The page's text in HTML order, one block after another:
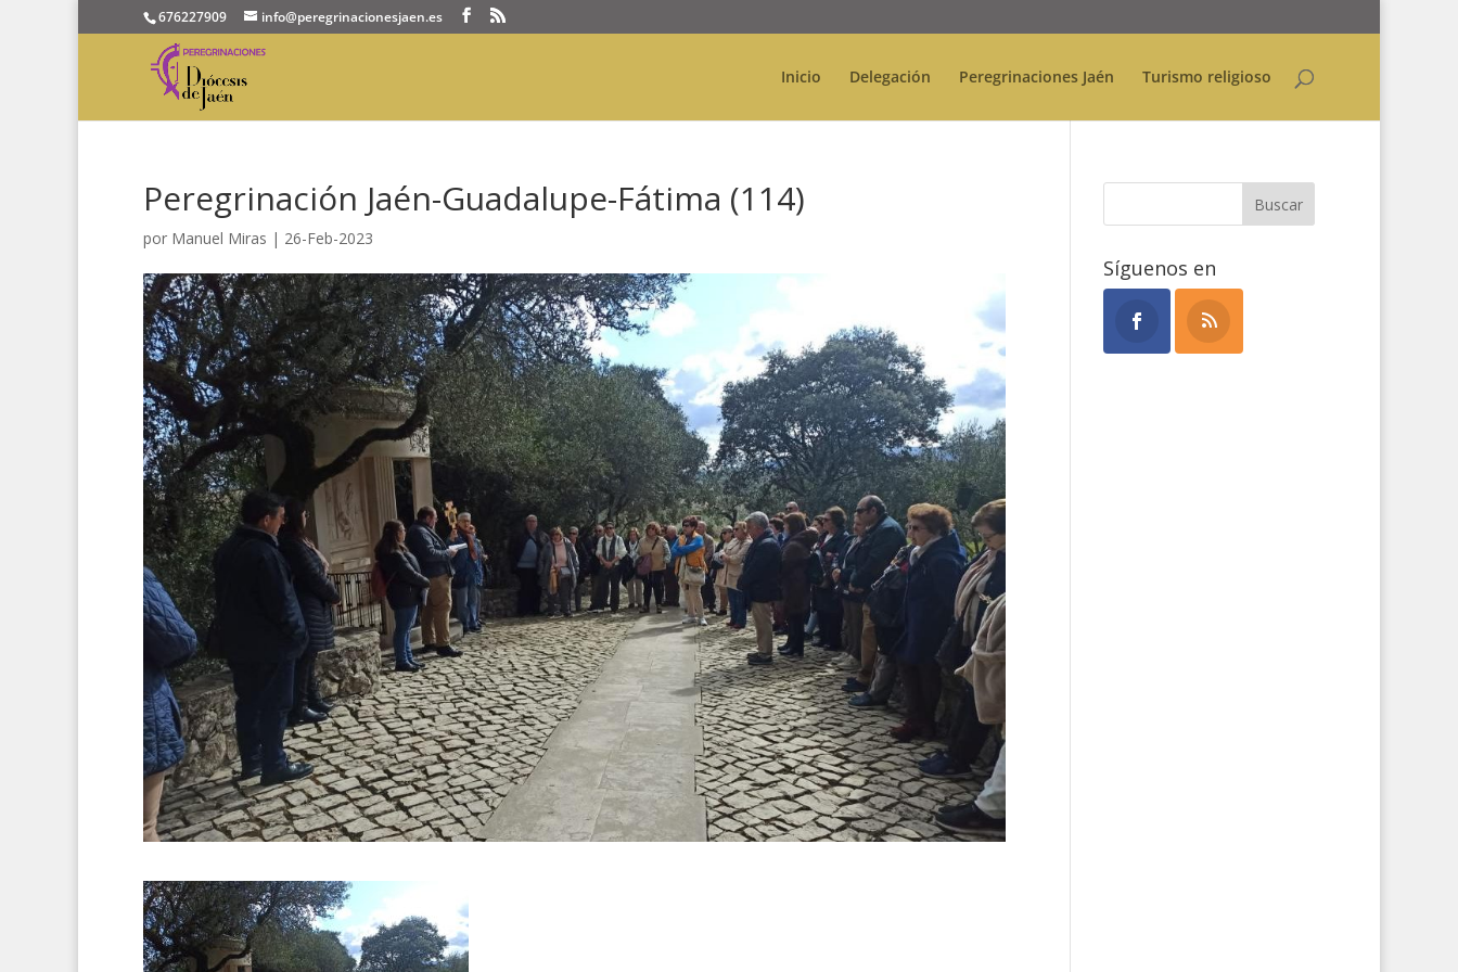
676227909 info@peregrinacionesjaen.es
Inicio Delegación Peregrinaciones Jaén Turismo religioso
Peregrinación Jaén-Guadalupe-Fátima (114)
por Manuel Miras | 26-Feb-2023
Síguenos en